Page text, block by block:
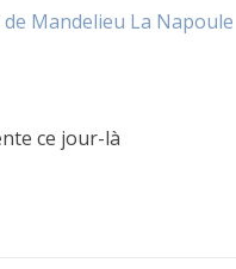
Mandelieu La Napoule
ce jour-là